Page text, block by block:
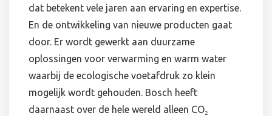
dat betekent vele jaren aan ervaring en expertise.
En de ontwikkeling van nieuwe producten gaat
door. Er wordt gewerkt aan duurzame
oplossingen voor verwarming en warm water
waarbij de ecologische voetafdruk zo klein
mogelijk wordt gehouden. Bosch heeft
daarnaast over de hele wereld alleen CO₂